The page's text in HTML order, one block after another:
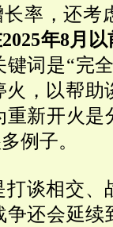
长率，还
年8月
词是“完
，以帮助
新开火是
例子。
打谈相交
还会延续